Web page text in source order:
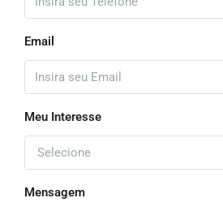
Email
Meu Interesse
Selecione
Mensagem